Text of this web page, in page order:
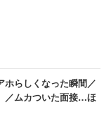
ホらしくなった瞬間／
／ムカついた面接…ほ